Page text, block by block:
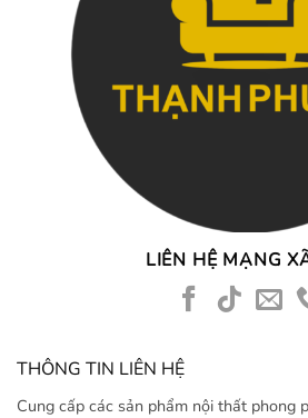
LIÊN HỆ MẠNG
THÔNG TIN LIÊN HỆ
Cung cấp các sản phẩm nội thất phong